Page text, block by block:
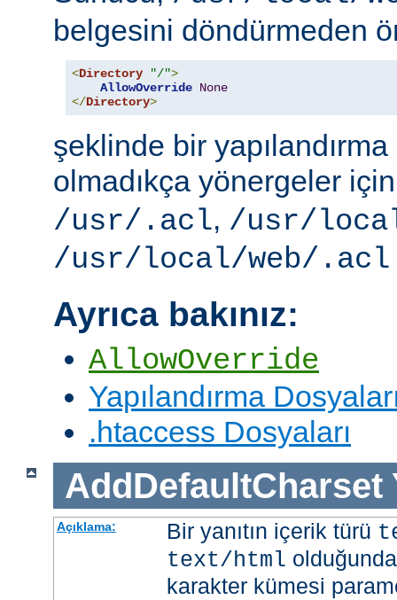
belgesini döndürmeden
<Directory "/">
AllowOverride None
</Directory>
şeklinde bir
olmadıkça yönergeler
/usr/.acl, /usr/
/usr/local/web/.acl
Ayrıca bakınız:
AllowOverride
Yapılandırma
.htaccess Dosyaları
AddDefaultCharset
Açıklama: Bir yanıtın içerik türü
text/html
karakter kümesi